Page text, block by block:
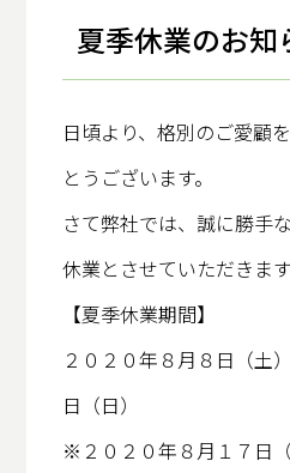
夏季休業のお知
日頃より、格別のご愛顧
とうございます。
さて弊社では、誠に勝手
休業とさせていただきます
【夏季休業期間】
２０２０年８月８日（土
日（日）
※２０２０年８月１７日